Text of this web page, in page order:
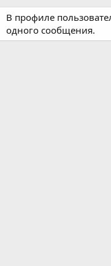
В профиле
одного сообщения.